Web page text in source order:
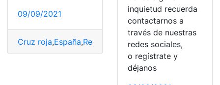
09/09/2021
Cruz roja,España,Requisitos Trabajadores,Trabajo
inquietud recuerda
contactarnos a
través de nuestras
redes sociales,
o regístrate y
déjanos